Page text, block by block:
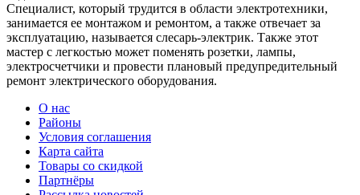
Специалист, который трудится в области электротехники,
занимается ее монтажом и ремонтом, а также отвечает за
эксплуатацию, называется слесарь-электрик. Также этот
мастер с легкостью может поменять розетки, лампы,
электросчетчики и провести плановый предупредительный
ремонт электрического оборудования.
О нас
Районы
Условия соглашения
Карта сайта
Товары со скидкой
Партнёры